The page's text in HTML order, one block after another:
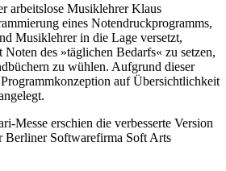
arbeitslose Musiklehrer Klaus
eines Notendruckprogramms,
Musiklehrer in die Lage versetzt,
des »täglichen Bedarfs« zu setzen,
zu wühlen. Aufgrund dieser
auf Übersichtlichkeit
Messe erschien die verbesserte Version
Berliner Softwarefirma Soft Arts